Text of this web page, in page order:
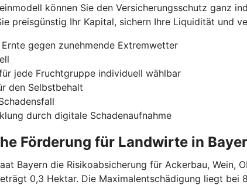
können Sie den Versicherungsschutz ganz
preisgünstig Ihr Kapital, sichern Ihre Liquidität und
gegen zunehmende Extremwetter
jede Fruchtgruppe individuell wählbar
den Selbstbehalt
durch digitale Schadenaufnahme
Förderung für Landwirte in
Bayern die Risikoabsicherung für Ackerbau, Wein,
0,3 Hektar. Die Maximalentschädigung liegt bei